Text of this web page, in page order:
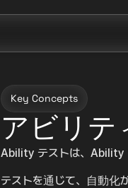
Key Concepts
アビリテ
Ability テストは、Ability
テストを通じて、自動化